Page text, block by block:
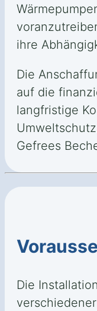
ihre
Die
auf die
langfristige
Gefrees
Die